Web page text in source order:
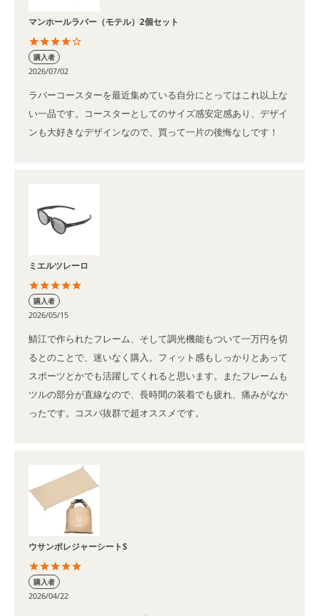
マンホールラバー（モテル）2個セット
購入者
2026/07/02
ラバーコースターを最近集めている自分にとってはこれ以上な
い一品です。コースターとしてのサイズ感安定感あり、デザイ
ンも大好きなデザインなので、買って一片の後悔なしです！
ミエルツレーロ
購入者
2026/05/15
鯖江で作られたフレーム、そして調光機能もついて一万円を切
るとのことで、迷いなく購入。フィット感もしっかりとあって
スポーツとかでも活躍してくれると思います。またフレームも
ツルの部分が直線なので、長時間の装着でも疲れ、痛みがなか
ったです。コスパ抜群で超オススメです。
ウサンポレジャーシートS
購入者
2026/04/22